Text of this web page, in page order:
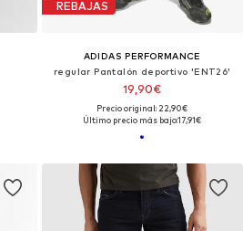
REBAJAS
ADIDAS PERFORMANCE
regular Pantalón deportivo 'ENT26'
19,90€
Precio original: 22,90€
Último precio más bajo:17,91€